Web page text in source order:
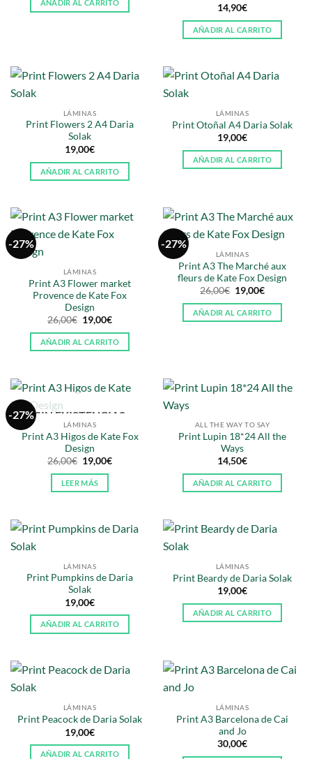
AÑADIR AL CARRITO
14,90€
AÑADIR AL CARRITO
LÁMINAS
Print Flowers 2 A4 Daria
Solak
19,00€
AÑADIR AL CARRITO
LÁMINAS
Print Otoñal A4 Daria Solak
19,00€
AÑADIR AL CARRITO
-27%
LÁMINAS
Print A3 Flower market
Provence de Kate Fox
Design
26,00€ El
precio
original
era:
19,00€El
actual
es:
AÑADIR AL CARRITO
-27%
LÁMINAS
Print A3 The Marché aux
fleurs de Kate Fox Design
26,00€ El
precio
original
era:
19,00€El
actual
es:
AÑADIR AL CARRITO
-27%SIN EXISTENCIAS
LÁMINAS
Print A3 Higos de Kate Fox
Design
26,00€ El
precio
original
era:
19,00€El
LEER MÁS
ALL THE WAY TO SAY
Print Lupin 18*24 All the
Ways
14,50€
AÑADIR AL CARRITO
LÁMINAS
Print Pumpkins de Daria
Solak
19,00€
AÑADIR AL CARRITO
LÁMINAS
Print Beardy de Daria Solak
19,00€
AÑADIR AL CARRITO
LÁMINAS
Print Peacock de Daria Solak
19,00€
AÑADIR AL CARRITO
LÁMINAS
Print A3 Barcelona de Cai
and Jo
30,00€